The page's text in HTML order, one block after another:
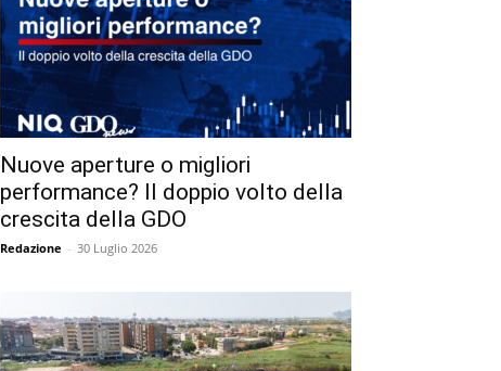
Nuove aperture o migliori
performance? Il doppio volto della
crescita della GDO
Redazione - 30 Luglio 2026